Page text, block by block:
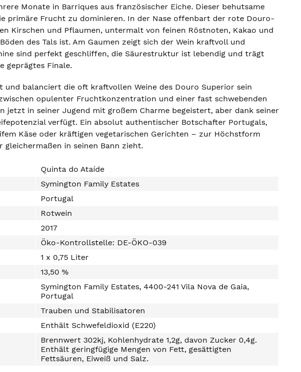
Monate in Barriques aus französischer Eiche. Dieser behutsame
primäre Frucht zu dominieren. In der Nase offenbart der rote Douro-
Kirschen und Pflaumen, untermalt von feinen Röstnoten, Kakao und
des Tals ist. Am Gaumen zeigt sich der Wein kraftvoll und
sind perfekt geschliffen, die Säurestruktur ist lebendig und trägt
geprägtes Finale.
und balanciert die oft kraftvollen Weine des Douro Superior sein
opulenter Fruchtkonzentration und einer fast schwebenden
jetzt in seiner Jugend mit großem Charme begeistert, aber dank seiner
verfügt. Ein absolut authentischer Botschafter Portugals,
Käse oder kräftigen vegetarischen Gerichten – zur Höchstform
in seinen Bann zieht.
Quinta do Ataíde
Symington Family Estates
Portugal
Rotwein
2017
Öko-Kontrollstelle: DE-ÖKO-039
1 x 0,75 Liter
13,50 %
Symington Family Estates, 4400-241 Vila Nova de Gaia,
Portugal
Trauben und Stabilisatoren
Enthält Schwefeldioxid (E220)
Brennwert 302kj, Kohlenhydrate 1,2g, davon Zucker 0,4g.
Enthält geringfügige Mengen von Fett, gesättigten
Fettsäuren, Eiweiß und Salz.